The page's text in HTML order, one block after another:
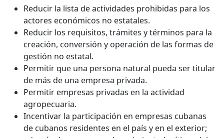
Reducir la lista de actividades prohibidas para los
actores económicos no estatales.
Reducir los requisitos, trámites y términos para la
creación, conversión y operación de las formas de
gestión no estatal.
Permitir que una persona natural pueda ser titular
de más de una empresa privada.
Permitir empresas privadas en la actividad
agropecuaria.
Incentivar la participación en empresas cubanas
de cubanos residentes en el país y en el exterior;